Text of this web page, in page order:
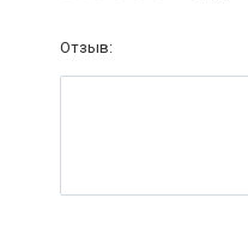
Отзыв: